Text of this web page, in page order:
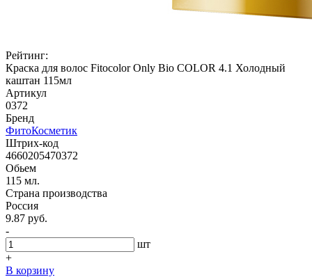
Рейтинг:
Краска для волос Fitocolor Only Bio COLOR 4.1 Холодный
каштан 115мл
Артикул
0372
Бренд
ФитоКосметик
Штрих-код
4660205470372
Обьем
115 мл.
Страна производства
Россия
9.87 руб.
-
шт
+
В корзину